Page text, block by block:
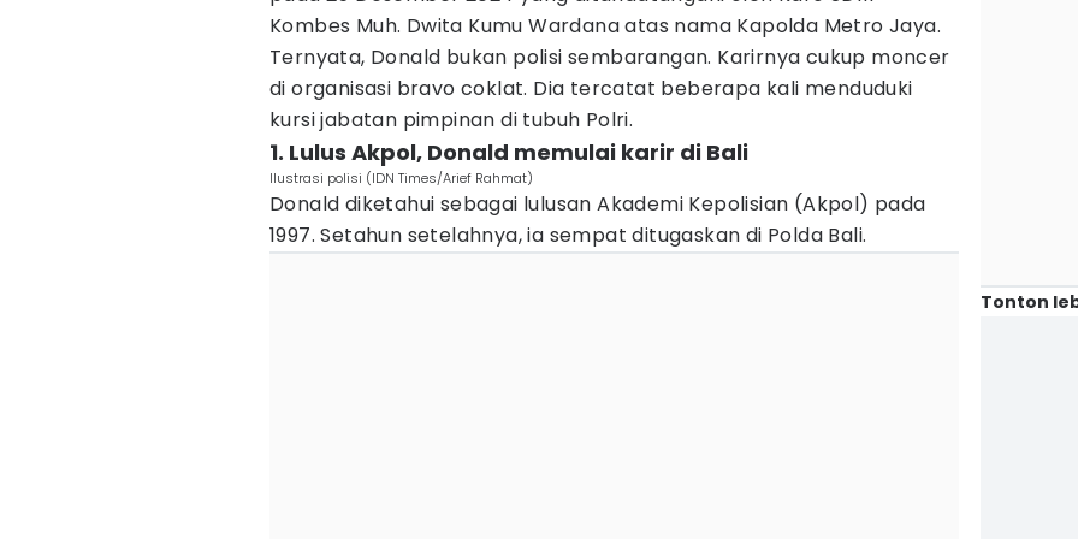
Kombes Muh. Dwita Kumu Wardana atas nama Kapolda Metro Jaya.
Ternyata, Donald bukan polisi sembarangan. Karirnya cukup moncer
di organisasi bravo coklat. Dia tercatat beberapa kali menduduki
kursi jabatan pimpinan di tubuh Polri.
1. Lulus Akpol, Donald memulai karir di Bali
Ilustrasi polisi (IDN Times/Arief Rahmat)
Donald diketahui sebagai lulusan Akademi Kepolisian (Akpol) pada
1997. Setahun setelahnya, ia sempat ditugaskan di Polda Bali.
Tonton